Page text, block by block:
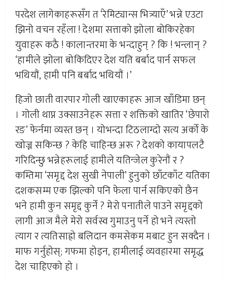
परदेश लागेकाहरूसँग त ‘रेमिट्यान्स भित्र्याएँ’ भन्ने एउटा
झिनो वचन रहँला ! देशमा सत्ताको झोला बोकिरहेका
युवाहरू कठै ! कालान्तरमा के भन्दाहुन् ? कि ! भन्लान् ?
‘हामीले झोला बोकिदिएर देश यति बर्बाद पार्न सफल
भथियौं, हामी पनि बर्बाद भथियौं ।’
हिजो छाती वारपार गोली खाएकाहरू आज खाँडिमा छन्
। गोली थाप्न उक्साउनेहरू सत्ता र शक्तिको खातिर ‘छेपारो
रङ’ फेर्नमा व्यस्त छन् । योभन्दा टिठलाग्दो सत्य अर्को के
खोज्न सकिन्छ ? केहि चाहिन्छ अरू ? देशको कायापलटै
गरिदिन्छु भन्नेहरूलाई हामीले यतिन्जेल कुरेनौं र ?
कम्तिमा ‘समृद्द देश सुखी नेपाली’ हुनुको छाँटकाँट यतिका
दशकसम्म एक झिल्को पनि फेला पार्न सकिएको छैन
भने हामी कुन समृद्द कुर्ने ? मेरो पनातीले पाउने समृद्दको
लागी आज मैले मेरो सर्वस्व गुमाउनु पर्ने हो भने त्यस्ताे
त्याग र त्यतिसाह्रो बलिदान कमसेकम मबाट हुन सक्दैन ।
माफ गर्नुहोस्; गफमा होइन, हामीलाई व्यवहारमा समृद्ध
देश चाहिएको हो ।